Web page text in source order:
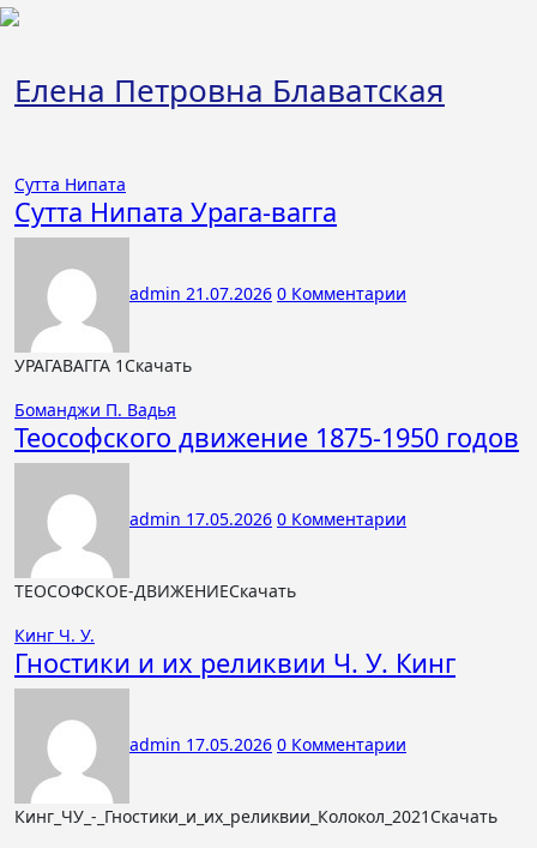
Перейти
Елена Петровна Блаватская
Сутта Нипата
Сутта Нипата Урага-вагга
admin 21.07.2026 0 Комментарии
УРАГАВАГГА 1Скачать
Боманджи П. Вадья
Теософского движение 1875-1950 годов
admin 17.05.2026 0 Комментарии
ТЕОСОФСКОЕ-ДВИЖЕНИЕСкачать
Кинг Ч. У.
Гностики и их реликвии Ч. У. Кинг
admin 17.05.2026 0 Комментарии
Кинг_ЧУ_-_Гностики_и_их_реликвии_Колокол_2021Скачать